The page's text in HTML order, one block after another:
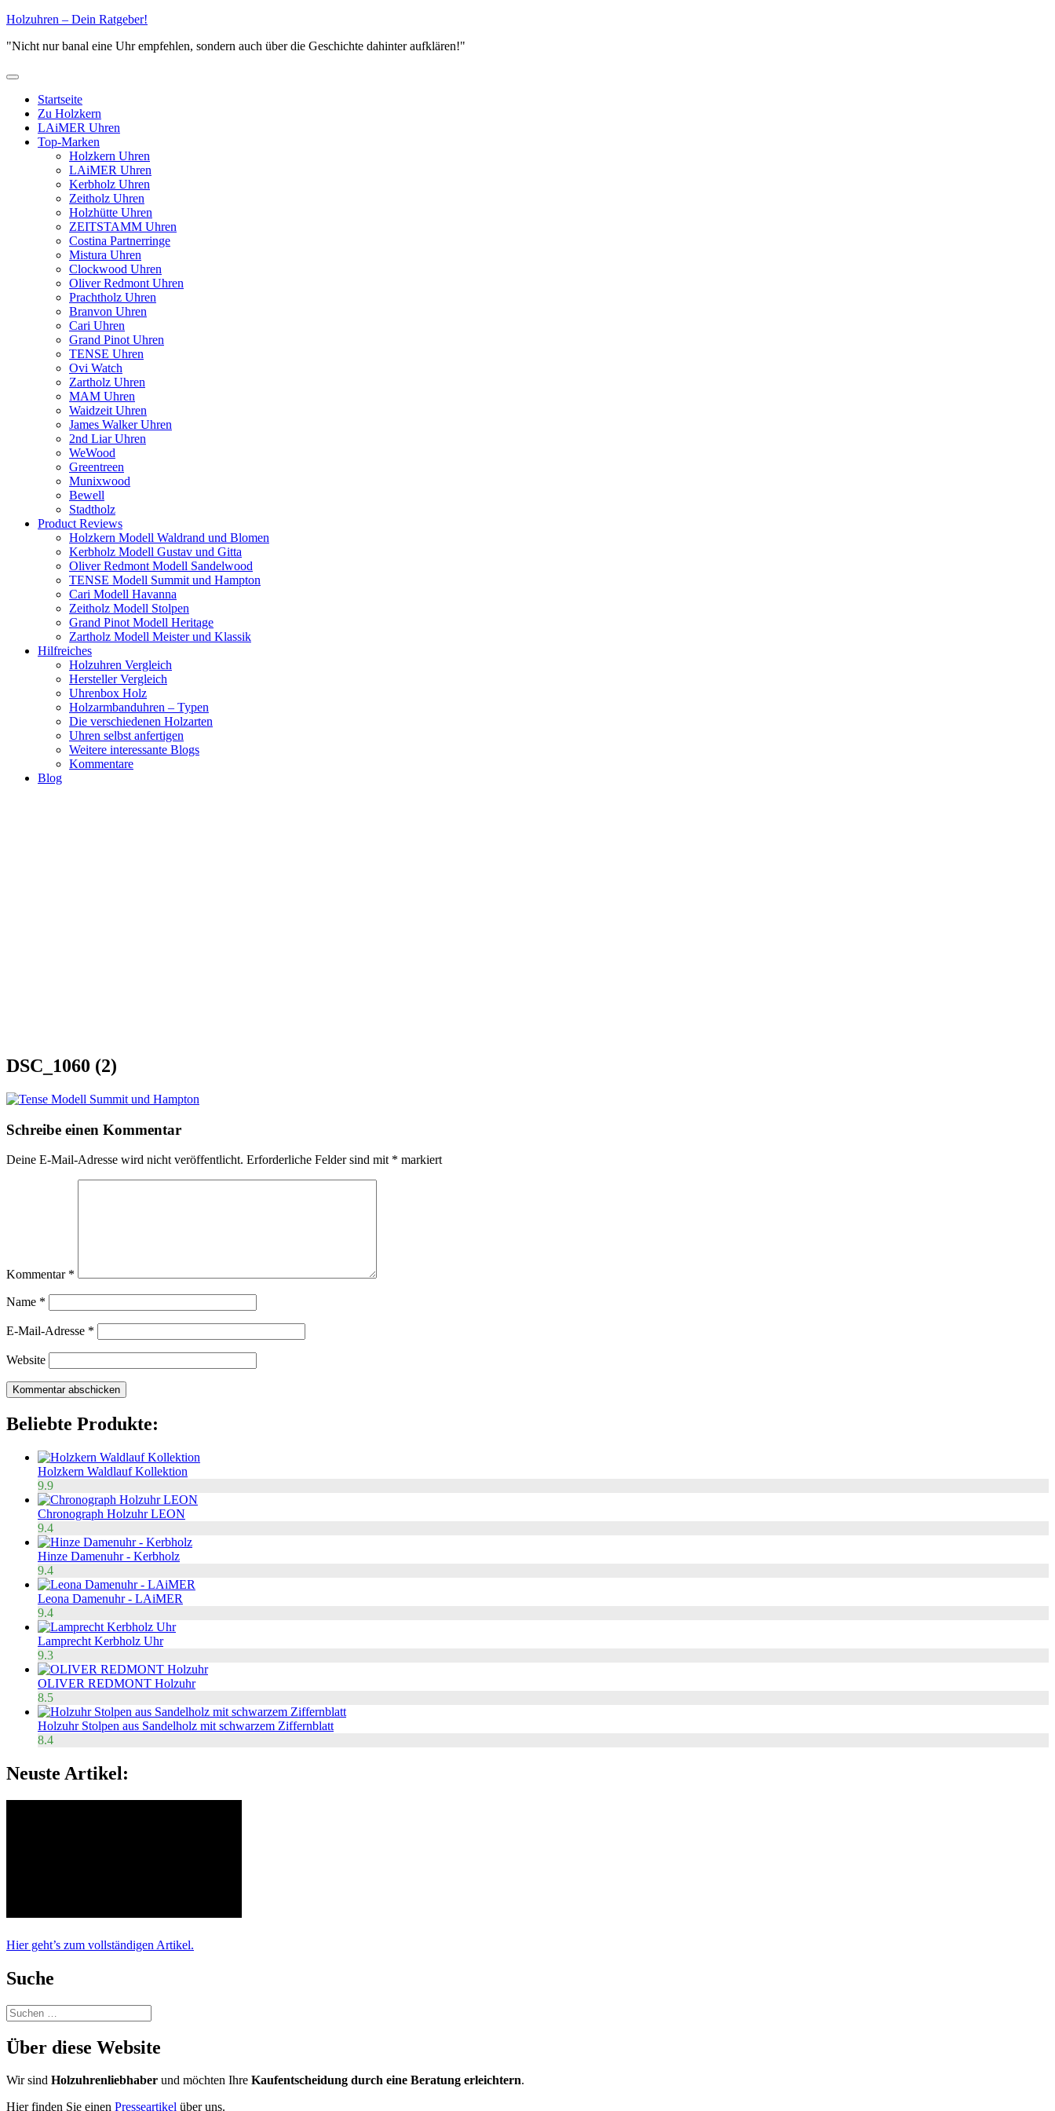
Zum
springen
Holzuhren – Dein Ratgeber!
"Nicht nur banal eine Uhr empfehlen, sondern auch über die Geschichte dahinter aufklären!"
Primäres
Startseite
Zu Holzkern
LAiMER Uhren
Top-Marken
Holzkern Uhren
LAiMER Uhren
Kerbholz Uhren
Zeitholz Uhren
Holzhütte Uhren
ZEITSTAMM Uhren
Costina Partnerringe
Mistura Uhren
Clockwood Uhren
Oliver Redmont Uhren
Prachtholz Uhren
Branvon Uhren
Cari Uhren
Grand Pinot Uhren
TENSE Uhren
Ovi Watch
Zartholz Uhren
MAM Uhren
Waidzeit Uhren
James Walker Uhren
2nd Liar Uhren
WeWood
Greentreen
Munixwood
Bewell
Stadtholz
Product Reviews
Holzkern Modell Waldrand und Blomen
Kerbholz Modell Gustav und Gitta
Oliver Redmont Modell Sandelwood
TENSE Modell Summit und Hampton
Cari Modell Havanna
Zeitholz Modell Stolpen
Grand Pinot Modell Heritage
Zartholz Modell Meister und Klassik
Hilfreiches
Holzuhren Vergleich
Hersteller Vergleich
Uhrenbox Holz
Holzarmbanduhren – Typen
Die verschiedenen Holzarten
Uhren selbst anfertigen
Weitere interessante Blogs
Kommentare
Blog
DSC_1060 (2)
Schreibe einen Kommentar
Deine E-Mail-Adresse wird nicht veröffentlicht. Erforderliche Felder sind mit * markiert
Kommentar *
Name *
E-Mail-Adresse *
Website
Beliebte Produkte:
Holzkern Waldlauf Kollektion
9.9
Chronograph Holzuhr LEON
9.4
Hinze Damenuhr - Kerbholz
9.4
Leona Damenuhr - LAiMER
9.4
Lamprecht Kerbholz Uhr
9.3
OLIVER REDMONT Holzuhr
8.5
Holzuhr Stolpen aus Sandelholz mit schwarzem Ziffernblatt
8.4
Neuste Artikel:
Hier geht’s zum vollständigen Artikel.
Suche
Suchen
nach:
Über diese Website
Wir sind Holzuhrenliebhaber und möchten Ihre Kaufentscheidung durch eine Beratung erleichtern.
Hier finden Sie einen Presseartikel über uns.